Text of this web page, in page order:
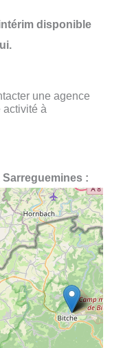
disponible
une agence
activité à
: